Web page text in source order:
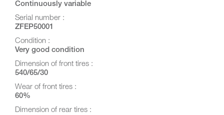
Continuously variable
Serial number :
ZFEP50001
Condition :
Very good condition
Dimension of front tires :
540/65/30
Wear of front tires :
60%
Dimension of rear tires :